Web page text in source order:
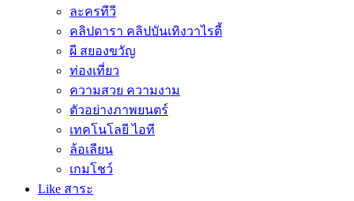
ละครทีวี
คลิปดารา คลิปบันเทิงวาไรตี้
ผี สยองขวัญ
ท่องเที่ยว
ความสวย ความงาม
ตัวอย่างภาพยนตร์
เทคโนโลยี ไอที
ล้อเลียน
เกมโชว์
Like สาระ